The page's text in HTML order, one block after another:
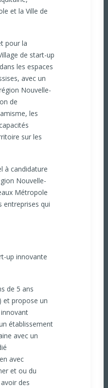
et la Ville de
pour la
de start-up
les espaces
avec un
Nouvelle-
de
les
sur les
à candidature
Nouvelle-
Métropole
entreprises qui
up innovante
de 5 ans
et propose un
établissement
avec un
avec
et ou du
des